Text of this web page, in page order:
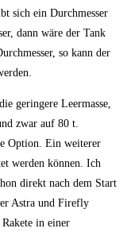
sich ein Durchmesser
dann wäre der Tank
so kann der
geringere Leermasse,
zwar auf 80 t.
Option. Ein weiterer
werden können. Ich
direkt nach dem Start
Astra und Firefly
in einer